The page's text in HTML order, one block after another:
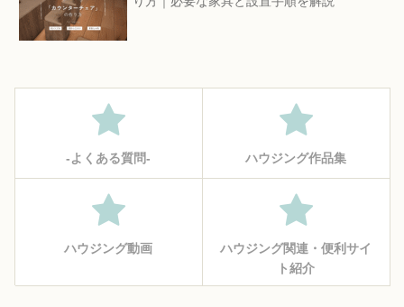
‐よくある質問‐ ハウジング作品集
ハウジング動画
ハウジング関連・便利サイ
ト紹介